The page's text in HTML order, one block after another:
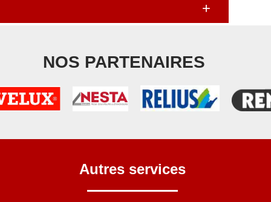
NOS PARTENAIRES
Autres services